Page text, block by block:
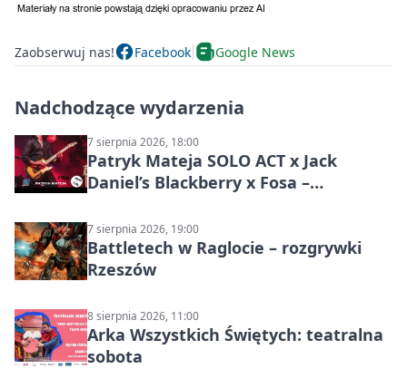
Zaobserwuj nas! Facebook Google News
Nadchodzące wydarzenia
7 sierpnia 2026, 18:00
Patryk Mateja SOLO ACT x Jack
Daniel’s Blackberry x Fosa –
7 sierpnia 2026, 19:00
Battletech w Raglocie – rozgrywki
Rzeszów
8 sierpnia 2026, 11:00
Arka Wszystkich Świętych: teatralna
sobota